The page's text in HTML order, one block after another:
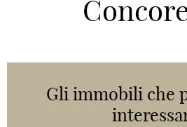
Gli immobili che